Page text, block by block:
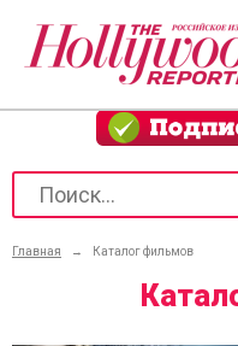
Главная → Каталог фильмов